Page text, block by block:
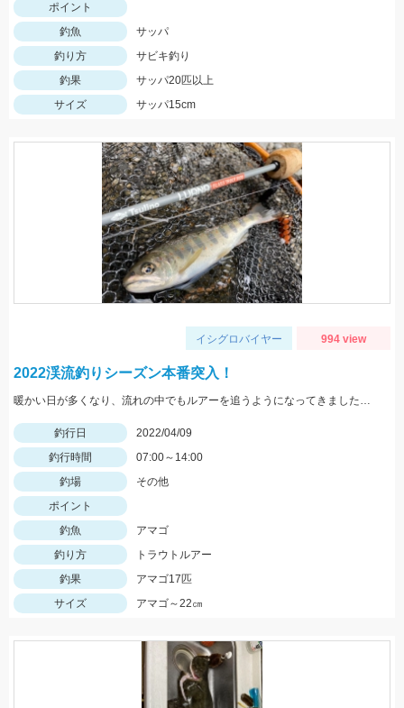
ポイント
釣魚
サッパ
釣り方
サビキ釣り
釣果
サッパ20匹以上
サイズ
サッパ15cm
イシグロバイヤー 994 view
2022渓流釣りシーズン本番突入！
暖かい日が多くなり、流れの中でもルアーを追うようになってきました。4～5ｃｍのミノーでの釣果。
釣行日
2022/04/09
釣行時間
07:00～14:00
釣場
その他
ポイント
釣魚
アマゴ
釣り方
トラウトルアー
釣果
アマゴ17匹
サイズ
アマゴ～22㎝